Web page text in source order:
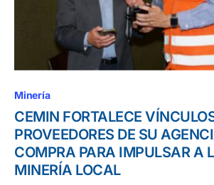
Minería
CEMIN FORTALECE
PROVEEDORES DE SU
COMPRA PARA IMPULSAR A
MINERÍA LOCAL